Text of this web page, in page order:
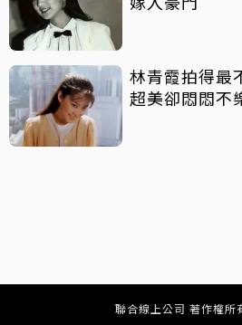
林青霞拍得最
超美卻悶悶不
聯合線上公司 著作權